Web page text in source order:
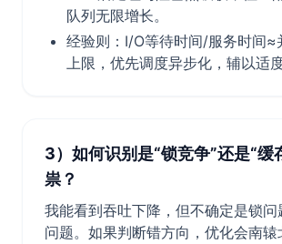
队列无限增长。
经验则：I/O等待时间/服务时间≈
上限，优先调度异步化，辅以适度
3）如何识别是“锁竞争”还是“缓
祟？
我能看到吞吐下降，但不确定是锁问
问题。如果判断错方向，优化会南辕